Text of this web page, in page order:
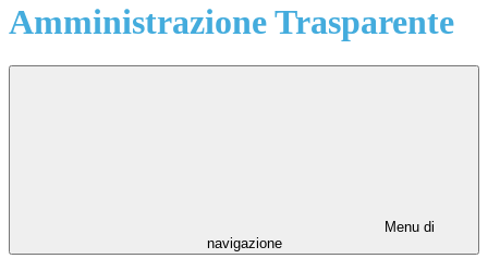
Amministrazione Trasparente
Menu di
navigazione